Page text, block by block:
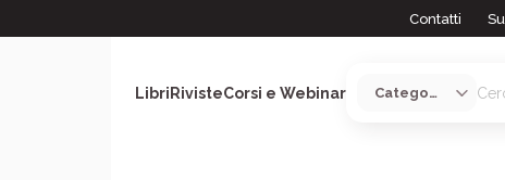
Contatti
LibriRivisteCorsi e Webinar